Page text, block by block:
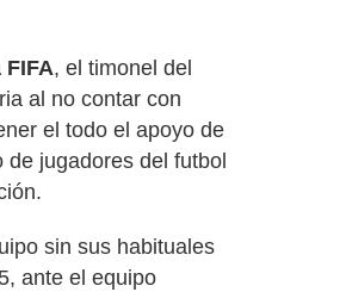
FIFA, el timonel del
al no contar con
el todo el apoyo de
jugadores del futbol
sin sus habituales
ante el equipo